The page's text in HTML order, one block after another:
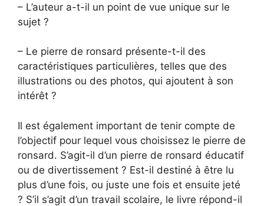
– L’auteur a-t-il un point de vue unique sur le
sujet ?
– Le pierre de ronsard présente-t-il des
caractéristiques particulières, telles que des
illustrations ou des photos, qui ajoutent à son
intérêt ?
Il est également important de tenir compte de
l’objectif pour lequel vous choisissez le pierre de
ronsard. S’agit-il d’un pierre de ronsard éducatif
ou de divertissement ? Est-il destiné à être lu
plus d’une fois, ou juste une fois et ensuite jeté
? S’il s’agit d’un travail scolaire, le livre répond-il